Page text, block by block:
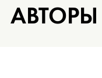
АВТОРЫ